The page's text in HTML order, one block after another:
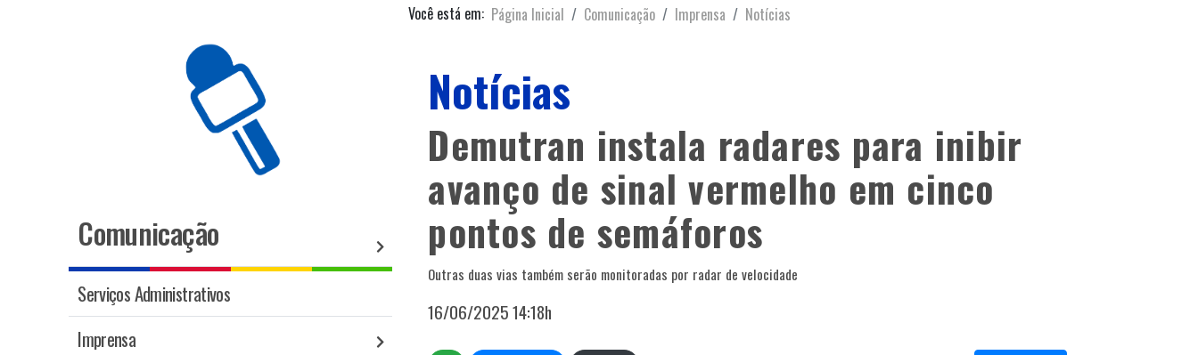
Você está em: Página Inicial Comunicação Imprensa Notícias
Comunicação
Serviços Administrativos
Imprensa
Notícias
Demutran instala radares para inibir
avanço de sinal vermelho em cinco
pontos de semáforos
Outras duas vias também serão monitoradas por radar de velocidade
16/06/2025 14:18h